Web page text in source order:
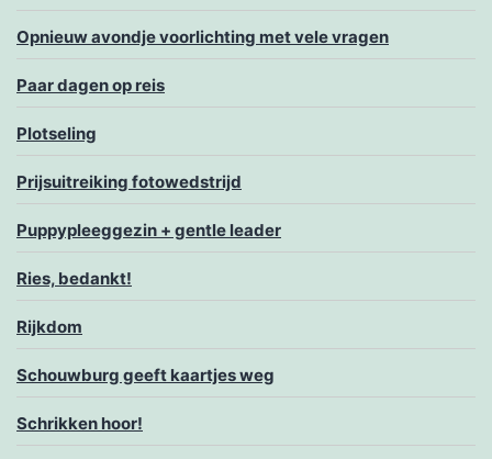
Opnieuw avondje voorlichting met vele vragen
Paar dagen op reis
Plotseling
Prijsuitreiking fotowedstrijd
Puppypleeggezin + gentle leader
Ries, bedankt!
Rijkdom
Schouwburg geeft kaartjes weg
Schrikken hoor!